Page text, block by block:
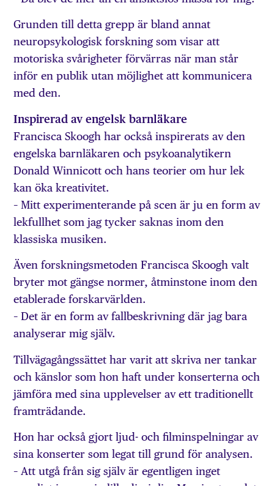
Grunden till detta grepp är bland annat
neuropsykologisk forskning som visar att
motoriska svårigheter förvärras när man står
inför en publik utan möjlighet att kommunicera
med den.
Inspirerad av engelsk barnläkare
Francisca Skoogh har också inspirerats av den
engelska barnläkaren och psykoanalytikern
Donald Winnicott och hans teorier om hur lek
kan öka kreativitet.
– Mitt experimenterande på scen är ju en form av
lekfullhet som jag tycker saknas inom den
klassiska musiken.
Även forskningsmetoden Francisca Skoogh valt
bryter mot gängse normer, åtminstone inom den
etablerade forskarvärlden.
– Det är en form av fallbeskrivning där jag bara
analyserar mig själv.
Tillvägagångssättet har varit att skriva ner tankar
och känslor som hon haft under konserterna och
jämföra med sina upplevelser av ett traditionellt
framträdande.
Hon har också gjort ljud- och filminspelningar av
sina konserter som legat till grund för analysen.
– Att utgå från sig själv är egentligen inget